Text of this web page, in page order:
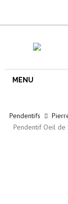
MENU
Pendentifs
Pendentif Oeil de